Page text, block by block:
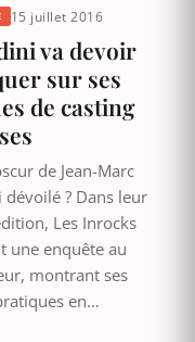
15 juillet 2016
va devoir
sur ses
de casting
de Jean-Marc
? Dans leur
Les Inrocks
une enquête au
montrant ses
en…